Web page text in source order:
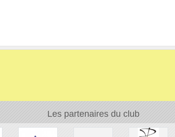
Les partenaires du club